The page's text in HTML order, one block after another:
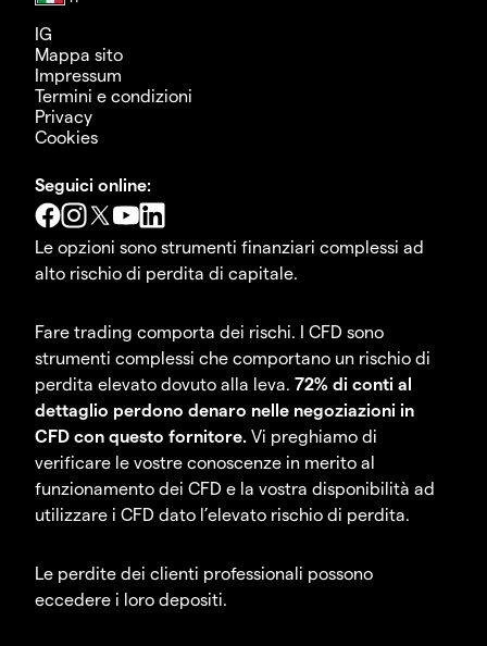
IG
Mappa sito
Impressum
Termini e condizioni
Privacy
Cookies
Seguici online:
Le opzioni sono strumenti finanziari complessi ad
alto rischio di perdita di capitale.
Fare trading comporta dei rischi. I CFD sono
strumenti complessi che comportano un rischio di
perdita elevato dovuto alla leva. 72% di conti al
dettaglio perdono denaro nelle negoziazioni in
CFD con questo fornitore. Vi preghiamo di
verificare le vostre conoscenze in merito al
funzionamento dei CFD e la vostra disponibilità ad
utilizzare i CFD dato l’elevato rischio di perdita.
Le perdite dei clienti professionali possono
eccedere i loro depositi.